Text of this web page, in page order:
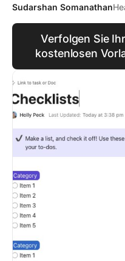
Sudarshan Somanathan
Verfolgen Sie
kostenlosen